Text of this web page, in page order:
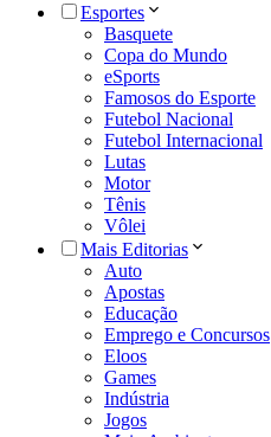
Esportes
Basquete
Copa do Mundo
eSports
Famosos do Esporte
Futebol Nacional
Futebol Internacional
Lutas
Motor
Tênis
Vôlei
Mais Editorias
Auto
Apostas
Educação
Emprego e Concursos
Eloos
Games
Indústria
Jogos